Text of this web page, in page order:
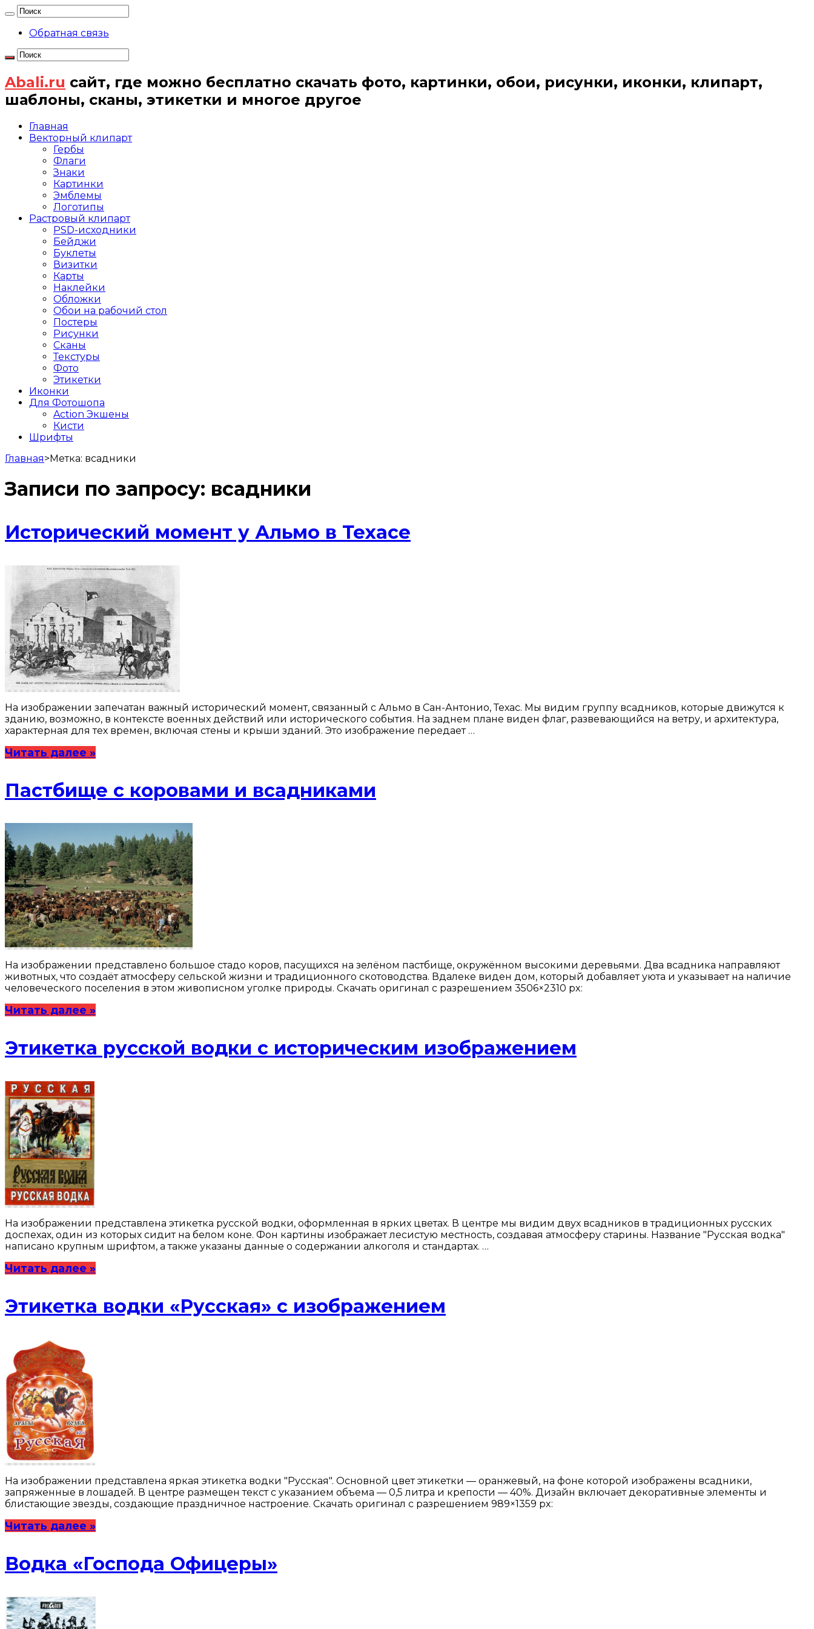
Обратная связь
Abali.ru сайт, где можно бесплатно скачать фото, картинки, обои, рисунки, иконки, клипарт,
шаблоны, сканы, этикетки и многое другое
Главная
Векторный клипарт
Гербы
Флаги
Знаки
Картинки
Эмблемы
Логотипы
Растровый клипарт
PSD-исходники
Бейджи
Буклеты
Визитки
Карты
Наклейки
Обложки
Обои на рабочий стол
Постеры
Рисунки
Сканы
Текстуры
Фото
Этикетки
Иконки
Для Фотошопа
Action Экшены
Кисти
Шрифты
Главная>Метка: всадники
Записи по запросу: всадники
Исторический момент у Альмо в Техасе
На изображении запечатан важный исторический момент, связанный с Альмо в Сан-Антонио, Техас. Мы видим группу всадников, которые движутся к
зданию, возможно, в контексте военных действий или исторического события. На заднем плане виден флаг, развевающийся на ветру, и архитектура,
характерная для тех времен, включая стены и крыши зданий. Это изображение передает …
Читать далее »
Пастбище с коровами и всадниками
На изображении представлено большое стадо коров, пасущихся на зелёном пастбище, окружённом высокими деревьями. Два всадника направляют
животных, что создаёт атмосферу сельской жизни и традиционного скотоводства. Вдалеке виден дом, который добавляет уюта и указывает на наличие
человеческого поселения в этом живописном уголке природы. Скачать оригинал с разрешением 3506×2310 px:
Читать далее »
Этикетка русской водки с историческим изображением
На изображении представлена этикетка русской водки, оформленная в ярких цветах. В центре мы видим двух всадников в традиционных русских
доспехах, один из которых сидит на белом коне. Фон картины изображает лесистую местность, создавая атмосферу старины. Название "Русская водка"
написано крупным шрифтом, а также указаны данные о содержании алкоголя и стандартах. …
Читать далее »
Этикетка водки «Русская» с изображением
На изображении представлена яркая этикетка водки "Русская". Основной цвет этикетки — оранжевый, на фоне которой изображены всадники,
запряженные в лошадей. В центре размещен текст с указанием объема — 0,5 литра и крепости — 40%. Дизайн включает декоративные элементы и
блистающие звезды, создающие праздничное настроение. Скачать оригинал с разрешением 989×1359 px:
Читать далее »
Водка «Господа Офицеры»